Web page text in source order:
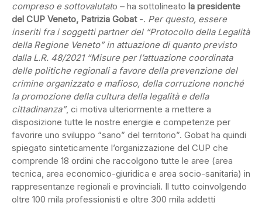
compreso e sottovalutato – ha sottolineato la presidente
del CUP Veneto, Patrizia Gobat-. Per questo, essere
inseriti fra i soggetti partner del “Protocollo della Legalità
della Regione Veneto” in attuazione di quanto previsto
dalla L.R. 48/2021 “Misure per l’attuazione coordinata
delle politiche regionali a favore della prevenzione del
crimine organizzato e mafioso, della corruzione nonché
la promozione della cultura della legalità e della
cittadinanza”, ci motiva ulteriormente a mettere a
disposizione tutte le nostre energie e competenze per
favorire uno sviluppo “sano” del territorio”. Gobat ha quindi
spiegato sinteticamente l’organizzazione del CUP che
comprende 18 ordini che raccolgono tutte le aree (area
tecnica, area economico-giuridica e area socio-sanitaria) in
rappresentanze regionali e provinciali. Il tutto coinvolgendo
oltre 100 mila professionisti e oltre 300 mila addetti